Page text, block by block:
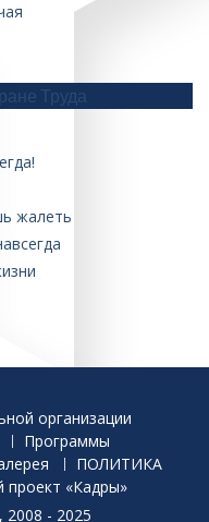
Труда
жалеть
организации
Программы
ПОЛИТИКА
проект «Кадры»
- 2025